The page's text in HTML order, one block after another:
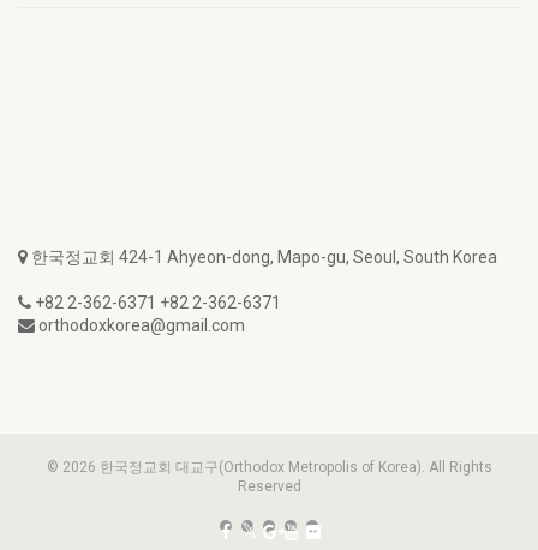
한국정교회 424-1 Ahyeon-dong, Mapo-gu, Seoul, South Korea
+82 2-362-6371 +82 2-362-6371
orthodoxkorea@gmail.com
© 2026 한국정교회 대교구(Orthodox Metropolis of Korea). All Rights
Reserved